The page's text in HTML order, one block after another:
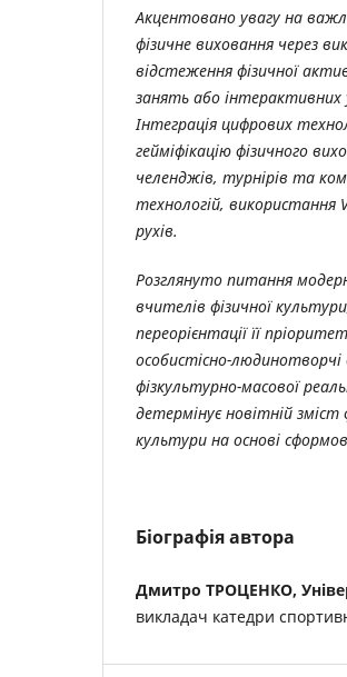
Акцентовано увагу на в
фізичне виховання через
відстеження фізичної
занять або інтерактивних
Інтеграція цифрових
гейміфікацію фізичного
челенджів, турнірів та
технологій, використання
рухів.
Розглянуто питання
вчителів фізичної
переорієнтації її
особистісно-людинотворчі
фізкультурно-масової
детермінує новітній зміст
культури на основі
Біографія автора
Дмитро ТРОЦЕНКО,
викладач катедри